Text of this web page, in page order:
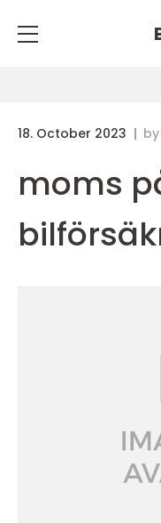
18. October 2023 by
moms